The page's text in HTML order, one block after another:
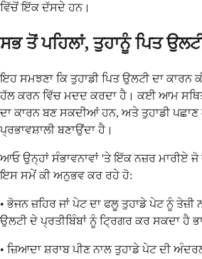
ਵਿੱਚੋਂ ਇੱਕ ਦੱਸਦੇ ਹਨ।
ਸਭ ਤੋਂ ਪਹਿਲਾਂ, ਤੁਹਾਨੂੰ ਪਿਤ
ਇਹ ਸਮਝਣਾ ਕਿ ਤੁਹਾਡੀ ਪਿਤ ਉਲਟੀ ਦਾ
ਹੱਲ ਕਰਨ ਵਿੱਚ ਮਦਦ ਕਰਦਾ ਹੈ। ਕਈ ਆਮ
ਦਾ ਕਾਰਨ ਬਣ ਸਕਦੀਆਂ ਹਨ, ਅਤੇ ਤੁਹਾਡੀ
ਪ੍ਰਭਾਵਸ਼ਾਲੀ ਬਣਾਉਂਦਾ ਹੈ।
ਆਓ ਉਨ੍ਹਾਂ ਸੰਭਾਵਨਾਵਾਂ 'ਤੇ ਇੱਕ ਨਜ਼ਰ ਮਾਰੀਏ
ਇਸ ਸਮੇਂ ਕੀ ਅਨੁਭਵ ਕਰ ਰਹੇ ਹੋ:
• ਭੋਜਨ ਜ਼ਹਿਰ ਜਾਂ ਪੇਟ ਦਾ ਫਲੂ ਤੁਹਾਡੇ ਪੇਟ ਨੂੰ
ਉਲਟੀ ਦੇ ਪ੍ਰਤੀਬਿੰਬਾਂ ਨੂੰ ਟ੍ਰਿਗਰ ਕਰ ਸਕਦਾ ਹੈ
• ਜ਼ਿਆਦਾ ਸ਼ਰਾਬ ਪੀਣ ਨਾਲ ਤੁਹਾਡੇ ਪੇਟ ਦੀ